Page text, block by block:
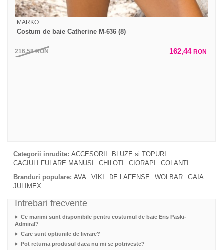
MARKO
Costum de baie Catherine M-636 (8)
216,58RON 162,44 RON
Categorii inrudite: ACCESORII
BLUZE si TOPURI
CACIULI FULARE MANUSI
CHILOTI CIORAPI
COLANTI
Branduri populare: AVA VIKI DE LAFENSE WOLBAR
GAIA
JULIMEX
Intrebari frecvente
Ce marimi sunt disponibile pentru costumul de baie Eris Paski-
Admiral?
Care sunt optiunile de livrare?
Pot returna produsul daca nu mi se potriveste?